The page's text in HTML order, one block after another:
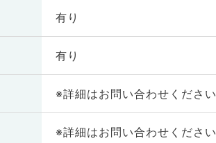
有り
有り
※詳細はお問い合わせください
※詳細はお問い合わせください